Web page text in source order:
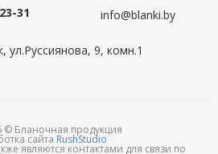
31 info@blanki.by
ул.Руссиянова, 9, комн.1
© Бланочная продукция
сайта RushStudio
являются контактами для связи по